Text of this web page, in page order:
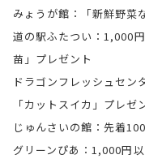
みょうが館：「新鮮野菜
道の駅ふたつい：1,000
苗」プレゼント
ドラゴンフレッシュセン
「カットスイカ」プレゼ
じゅんさいの館：先着
グリーンぴあ：1,000円